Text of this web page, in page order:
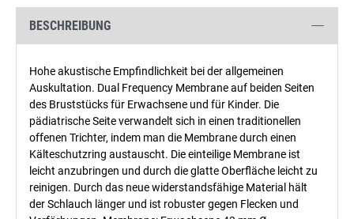
BESCHREIBUNG
Hohe akustische Empfindlichkeit bei der allgemeinen
Auskultation. Dual Frequency Membrane auf beiden Seiten
des Bruststücks für Erwachsene und für Kinder. Die
pädiatrische Seite verwandelt sich in einen traditionellen
offenen Trichter, indem man die Membrane durch einen
Kälteschutzring austauscht. Die einteilige Membrane ist
leicht anzubringen und durch die glatte Oberfläche leicht zu
reinigen. Durch das neue widerstandsfähige Material hält
der Schlauch länger und ist robuster gegen Flecken und